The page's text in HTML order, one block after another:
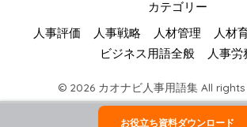
カテゴリー
人事評価 人事戦略 人材管理 人材
ビジネス用語全般
人事労
© 2026 カオナビ人事用語集 All rights
お役立ち資料ダウンロード